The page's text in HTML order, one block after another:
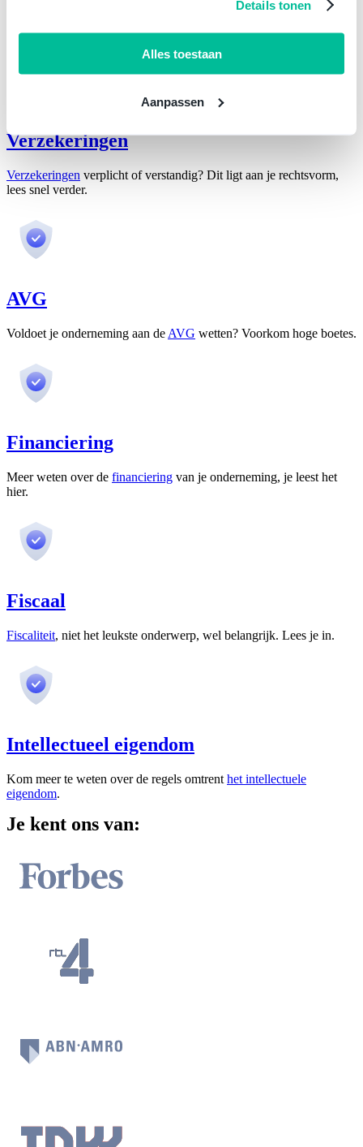
Details tonen
Alles toestaan
Aanpassen
Lees hier meer over belangrijkecontracten en overeenkomsten.
Verzekeringen
Verzekeringen verplicht of verstandig? Dit ligt aan je rechtsvorm,
lees snel verder.
AVG
Voldoet je onderneming aan de AVG wetten? Voorkom hoge boetes.
Financiering
Meer weten over de financiering van je onderneming, je leest het
hier.
Fiscaal
Fiscaliteit, niet het leukste onderwerp, wel belangrijk. Lees je in.
Intellectueel eigendom
Kom meer te weten over de regels omtrent het intellectuele
eigendom.
Je kent ons van: